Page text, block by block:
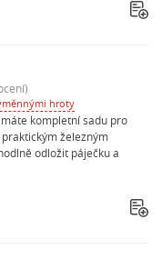
hroty
kompletní sadu pro
železným
odložit páječku a